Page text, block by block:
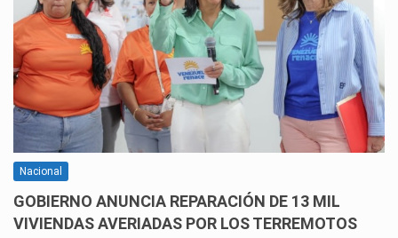
Nacional
GOBIERNO ANUNCIA REPARACIÓN DE 13 MIL
VIVIENDAS AVERIADAS POR LOS TERREMOTOS